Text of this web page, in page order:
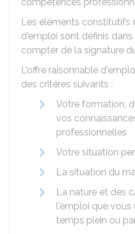
Les éléments constitutifs
d'emploi sont définis dans
compter de la signature
L'offre raisonnable
des critères suivants :
Votre formation,
vos
professionnelles
Votre situation
La situation du
La nature et des
l'emploi que vous
temps plein ou